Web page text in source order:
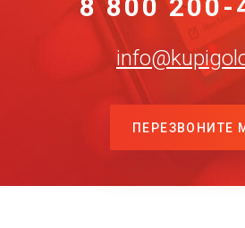
8 800 200-
ПЕРЕЗВОНИТЕ